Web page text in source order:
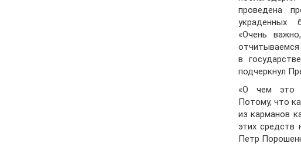
проведена
украденных
«Очень
отчитываемся
в
подчеркнул
«О чем это
Потому, что
из карманов
этих средств
Петр